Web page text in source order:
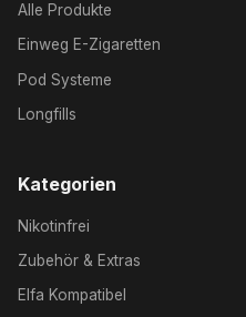
Alle Produkte
Einweg E-Zigaretten
Pod Systeme
Longfills
Kategorien
Nikotinfrei
Zubehör & Extras
Elfa Kompatibel